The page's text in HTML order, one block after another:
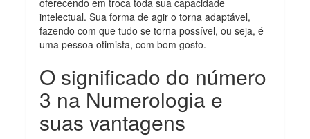
intelectual. Sua forma de agir o torna adaptável,
fazendo com que tudo se torna possível, ou seja, é
uma pessoa otimista, com bom gosto.
O significado do número
3 na Numerologia e
suas vantagens